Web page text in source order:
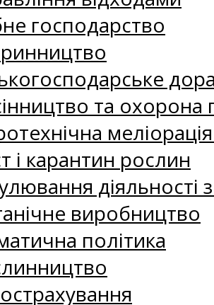
господарство
та
і карантин рослин
виробництво
політика